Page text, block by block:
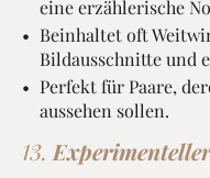
eine erzählerische
Beinhaltet oft
Bildausschnitte und
Perfekt für Paare,
aussehen sollen.
13.